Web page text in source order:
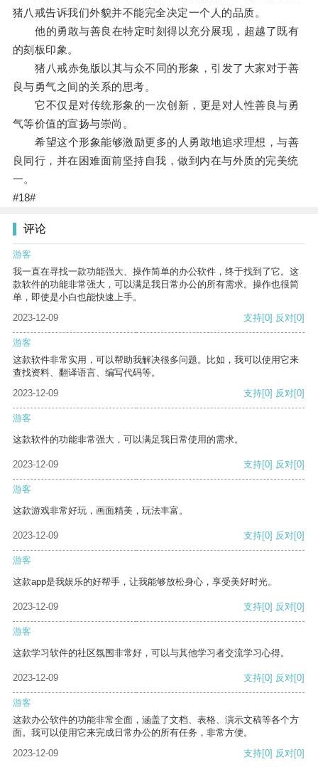
猪八戒告诉我们外貌并不能完全决定一个人的品质。
他的勇敢与善良在特定时刻得以充分展现，超越了既有
的刻板印象。
猪八戒赤兔版以其与众不同的形象，引发了大家对于善
良与勇气之间的关系的思考。
它不仅是对传统形象的一次创新，更是对人性善良与勇
气等价值的宣扬与崇尚。
希望这个形象能够激励更多的人勇敢地追求理想，与善
良同行，并在困难面前坚持自我，做到内在与外质的完美统
一。
#18#
评论
游客
我一直在寻找一款功能强大、操作简单的办公软件，终于找到了它。这
款软件的功能非常强大，可以满足我日常办公的所有需求。操作也很简
单，即使是小白也能快速上手。
2023-12-09
支持[0] 反对[0]
游客
这款软件非常实用，可以帮助我解决很多问题。比如，我可以使用它来
查找资料、翻译语言、编写代码等。
2023-12-09
支持[0] 反对[0]
游客
这款软件的功能非常强大，可以满足我日常使用的需求。
2023-12-09 支持[0] 反对[0]
游客
这款游戏非常好玩，画面精美，玩法丰富。
2023-12-09 支持[0] 反对[0]
游客
这款app是我娱乐的好帮手，让我能够放松身心，享受美好时光。
2023-12-09 支持[0] 反对[0]
游客
这款学习软件的社区氛围非常好，可以与其他学习者交流学习心得。
2023-12-09 支持[0] 反对[0]
游客
这款办公软件的功能非常全面，涵盖了文档、表格、演示文稿等各个方
面。我可以使用它来完成日常办公的所有任务，非常方便。
2023-12-09
支持[0] 反对[0]